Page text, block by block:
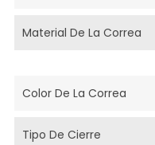
Material De La Correa
Color De La Correa
Tipo De Cierre